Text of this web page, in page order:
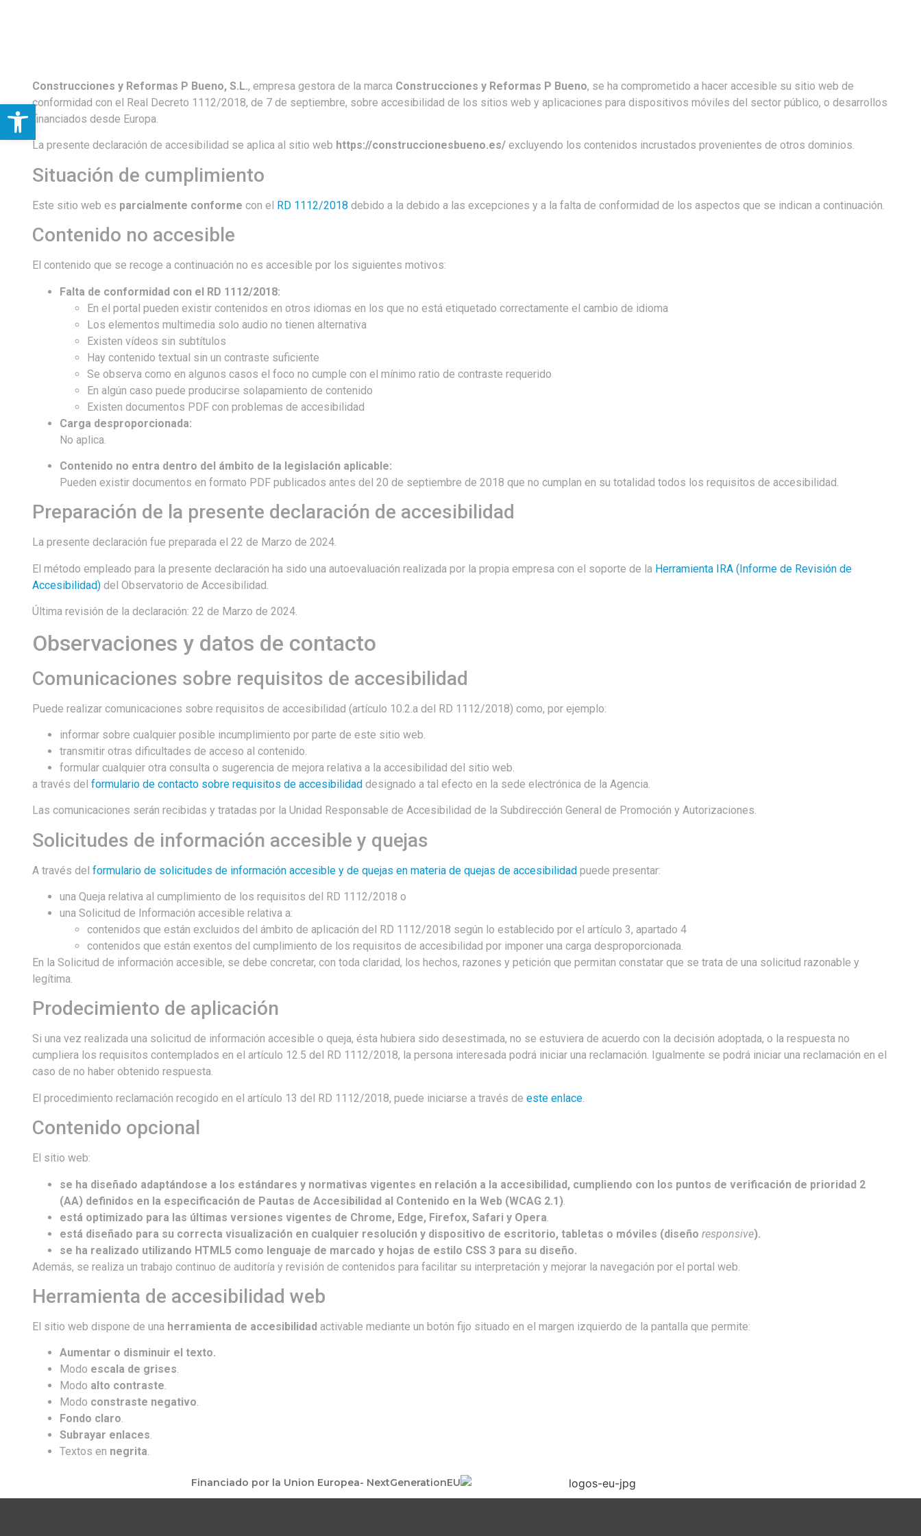
Abrir barra de herramientas
Construcciones y Reformas P Bueno, S.L., empresa gestora de la marca Construcciones y Reformas P Bueno, se ha comprometido a hacer accesible su sitio web de
conformidad con el Real Decreto 1112/2018, de 7 de septiembre, sobre accesibilidad de los sitios web y aplicaciones para dispositivos móviles del sector público, o desarrollos
financiados desde Europa.
La presente declaración de accesibilidad se aplica al sitio web https://construccionesbueno.es/ excluyendo los contenidos incrustados provenientes de otros dominios.
Situación de cumplimiento
Este sitio web es parcialmente conforme con el RD 1112/2018 debido a la debido a las excepciones y a la falta de conformidad de los aspectos que se indican a continuación.
Contenido no accesible
El contenido que se recoge a continuación no es accesible por los siguientes motivos:
Falta de conformidad con el RD 1112/2018:
En el portal pueden existir contenidos en otros idiomas en los que no está etiquetado correctamente el cambio de idioma
Los elementos multimedia solo audio no tienen alternativa
Existen vídeos sin subtítulos
Hay contenido textual sin un contraste suficiente
Se observa como en algunos casos el foco no cumple con el mínimo ratio de contraste requerido
En algún caso puede producirse solapamiento de contenido
Existen documentos PDF con problemas de accesibilidad
Carga desproporcionada:
No aplica.
Contenido no entra dentro del ámbito de la legislación aplicable:
Pueden existir documentos en formato PDF publicados antes del 20 de septiembre de 2018 que no cumplan en su totalidad todos los requisitos de accesibilidad.
Preparación de la presente declaración de accesibilidad
La presente declaración fue preparada el 22 de Marzo de 2024.
El método empleado para la presente declaración ha sido una autoevaluación realizada por la propia empresa con el soporte de la Herramienta IRA (Informe de Revisión de
Accesibilidad) del Observatorio de Accesibilidad.
Última revisión de la declaración: 22 de Marzo de 2024.
Observaciones y datos de contacto
Comunicaciones sobre requisitos de accesibilidad
Puede realizar comunicaciones sobre requisitos de accesibilidad (artículo 10.2.a del RD 1112/2018) como, por ejemplo:
informar sobre cualquier posible incumplimiento por parte de este sitio web.
transmitir otras dificultades de acceso al contenido.
formular cualquier otra consulta o sugerencia de mejora relativa a la accesibilidad del sitio web.
a través del formulario de contacto sobre requisitos de accesibilidad designado a tal efecto en la sede electrónica de la Agencia.
Las comunicaciones serán recibidas y tratadas por la Unidad Responsable de Accesibilidad de la Subdirección General de Promoción y Autorizaciones.
Solicitudes de información accesible y quejas
A través del formulario de solicitudes de información accesible y de quejas en materia de quejas de accesibilidad puede presentar:
una Queja relativa al cumplimiento de los requisitos del RD 1112/2018 o
una Solicitud de Información accesible relativa a:
contenidos que están excluidos del ámbito de aplicación del RD 1112/2018 según lo establecido por el artículo 3, apartado 4
contenidos que están exentos del cumplimiento de los requisitos de accesibilidad por imponer una carga desproporcionada.
En la Solicitud de información accesible, se debe concretar, con toda claridad, los hechos, razones y petición que permitan constatar que se trata de una solicitud razonable y
legítima.
Prodecimiento de aplicación
Si una vez realizada una solicitud de información accesible o queja, ésta hubiera sido desestimada, no se estuviera de acuerdo con la decisión adoptada, o la respuesta no
cumpliera los requisitos contemplados en el artículo 12.5 del RD 1112/2018, la persona interesada podrá iniciar una reclamación. Igualmente se podrá iniciar una reclamación en el
caso de no haber obtenido respuesta.
El procedimiento reclamación recogido en el artículo 13 del RD 1112/2018, puede iniciarse a través de este enlace.
Contenido opcional
El sitio web:
se ha diseñado adaptándose a los estándares y normativas vigentes en relación a la accesibilidad, cumpliendo con los puntos de verificación de prioridad 2
(AA) definidos en la especificación de Pautas de Accesibilidad al Contenido en la Web (WCAG 2.1)
está optimizado para las últimas versiones vigentes de Chrome, Edge, Firefox, Safari y Opera
está diseñado para su correcta visualización en cualquier resolución y dispositivo de escritorio, tabletas o móviles (diseño responsive).
se ha realizado utilizando HTML5 como lenguaje de marcado y hojas de estilo CSS 3 para su diseño.
Además, se realiza un trabajo continuo de auditoría y revisión de contenidos para facilitar su interpretación y mejorar la navegación por el portal web.
Herramienta de accesibilidad web
El sitio web dispone de una herramienta de accesibilidad activable mediante un botón fijo situado en el margen izquierdo de la pantalla que permite:
Aumentar o disminuir el texto.
Modo escala de grises.
Modo alto contraste.
Modo constraste negativo.
Fondo claro.
Subrayar enlaces.
Textos en negrita.
Financiado por la Union Europea- NextGenerationEU